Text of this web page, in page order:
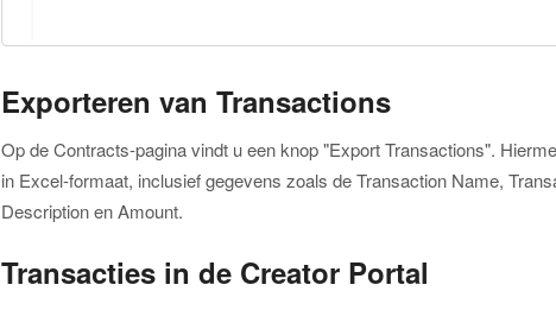
Exporteren van Transactions
Op de Contracts-pagina vindt u een knop "Export Transactions".
in Excel-formaat, inclusief gegevens zoals de Transaction Name,
Description en Amount.
Transacties in de Creator Portal